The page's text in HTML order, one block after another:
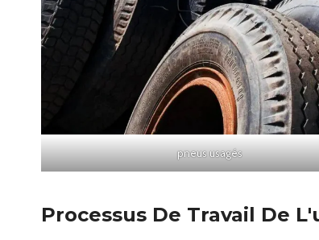
pneus usagés
Processus De Travail De